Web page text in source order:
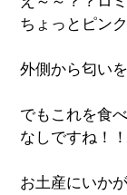
ちょっとピン
外側から匂い
でもこれを食
なしですね！
お土産にいか